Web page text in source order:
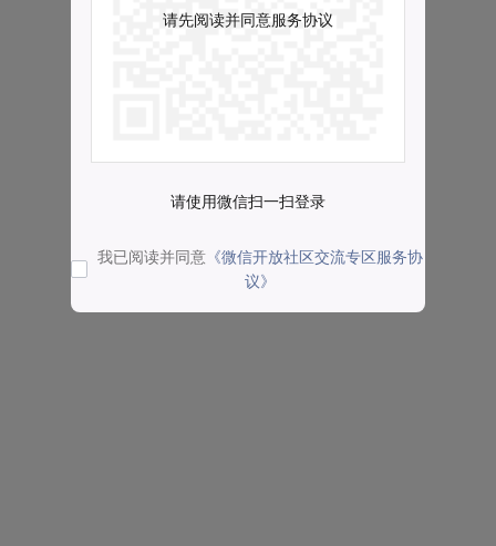
请先阅读并同意服务协议
请使用微信扫一扫登录
我已阅读并同意 《微信开放社区交流专区服务协
议》